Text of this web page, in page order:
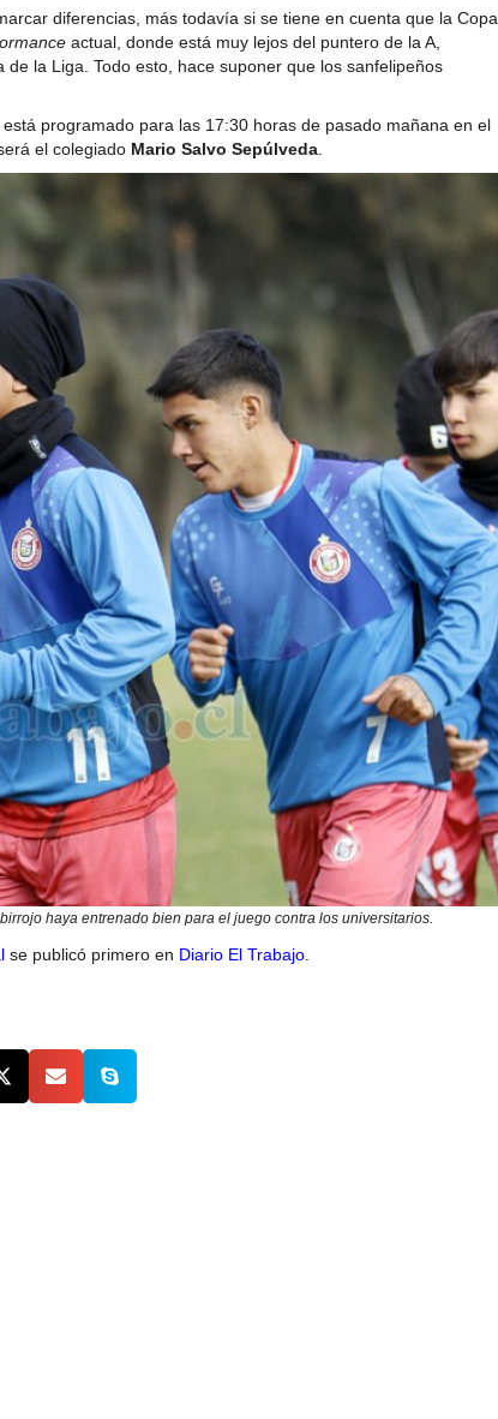
diferencias, más todavía si se tiene en cuenta que la Copa
actual, donde está muy lejos del puntero de la A,
la Liga. Todo esto, hace suponer que los sanfelipeños
programado para las 17:30 horas de pasado mañana en el
el colegiado Mario Salvo Sepúlveda.
haya entrenado bien para el juego contra los universitarios.
se publicó primero en Diario El Trabajo